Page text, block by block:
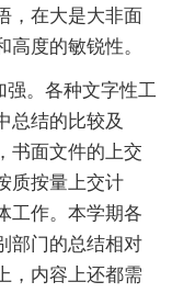
，在大是大非面
度的敏锐性。
强。各种文字性工
总结的比较及
书面文件的上交
质按量上交计
工作。本学期各
部门的总结相对
，内容上还都需